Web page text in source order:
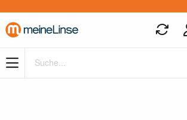
Zum Hauptinhalt springen